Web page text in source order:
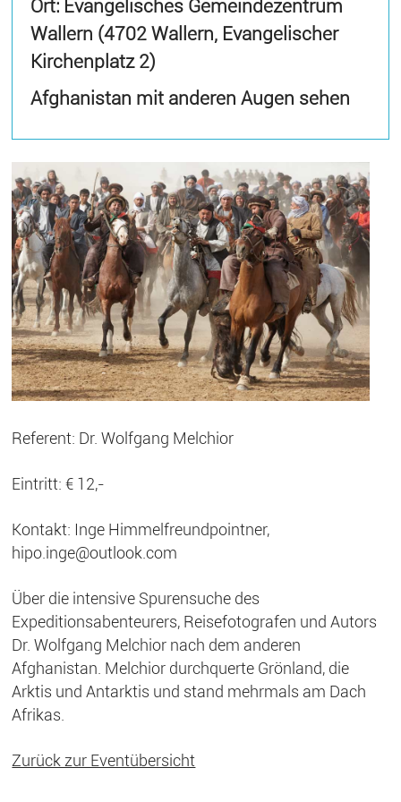
Ort: Evangelisches Gemeindezentrum
Wallern (4702 Wallern, Evangelischer
Kirchenplatz 2)
Afghanistan mit anderen Augen sehen
Referent: Dr. Wolfgang Melchior
Eintritt: € 12,-
Kontakt: Inge Himmelfreundpointner,
hipo.inge@outlook.com
Über die intensive Spurensuche des
Expeditionsabenteurers, Reisefotografen und Autors
Dr. Wolfgang Melchior nach dem anderen
Afghanistan. Melchior durchquerte Grönland, die
Arktis und Antarktis und stand mehrmals am Dach
Afrikas.
Zurück zur Eventübersicht